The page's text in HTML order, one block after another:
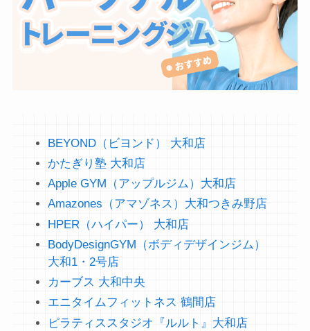
BEYOND（ビヨンド） 大和店
かたぎり塾 大和店
Apple GYM（アップルジム）大和店
Amazones（アマゾネス）大和つきみ野店
HPER（ハイパー） 大和店
BodyDesignGYM（ボディデザインジム）
大和1・2号店
カーブス 大和中央
エニタイムフィットネス 鶴間店
ピラティススタジオ『ルルト』大和店